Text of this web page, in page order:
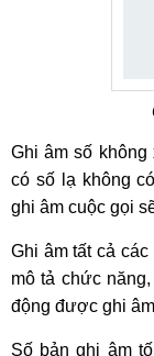
Ghi âm số không
có số lạ không
ghi âm cuộc gọi
Ghi âm tất cả
mô tả chức
động được ghi
Số bản ghi âm